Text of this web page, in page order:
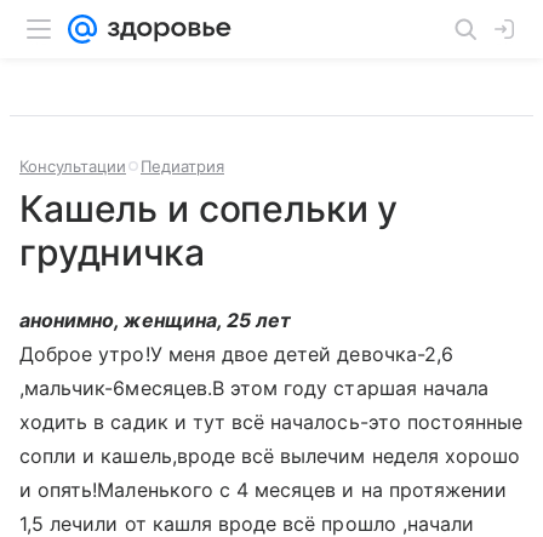
Консультации Педиатрия
Кашель и сопельки у
грудничка
анонимно, женщина, 25 лет
Доброе утро!У меня двое детей девочка-2,6
,мальчик-6месяцев.В этом году старшая начала
ходить в садик и тут всё началось-это постоянные
сопли и кашель,вроде всё вылечим неделя хорошо
и опять!Маленького с 4 месяцев и на протяжении
1,5 лечили от кашля вроде всё прошло ,начали